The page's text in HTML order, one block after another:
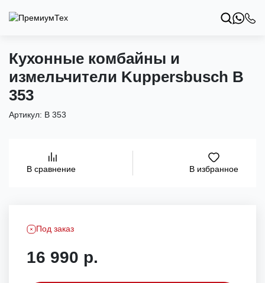
Кухонные комбайны и
измельчители Kuppersbusch B
353
Артикул: B 353
В сравнение В избранное
Под заказ
16 990 р.